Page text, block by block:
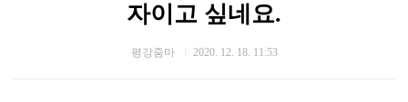
자이고 싶네요.
평강줌마 2020. 12. 18. 11:53